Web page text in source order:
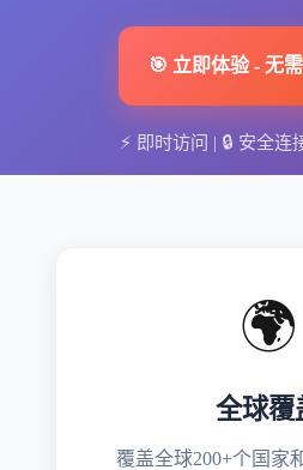
🎯 立即体验- 无
⚡ 即时访问 | 🔒 安全连
🌍
全球覆
覆盖全球200+个国家